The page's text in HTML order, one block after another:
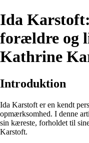
Ida
forældre og
Kathrine
Introduktion
Ida Karstoft er en kendt
opmærksomhed. I denne
sin kæreste, forholdet til
Karstoft.